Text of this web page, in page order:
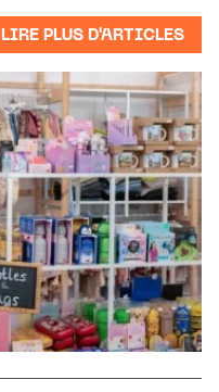
LIRE PLUS D'ARTICLES